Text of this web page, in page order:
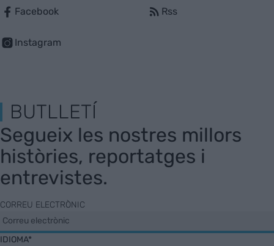
Facebook
Instagram
Rss
BUTLLETÍ
Segueix les nostres millors
històries, reportatges i
entrevistes.
CORREU ELECTRÒNIC
IDIOMA*